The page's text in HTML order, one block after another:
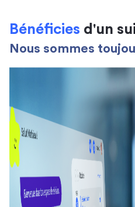
Bénéficies d'un
Nous sommes